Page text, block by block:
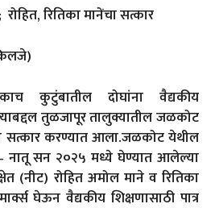
रोहित, रितिका मानेंचा सत्कार
कुटुंबातील दोघांना वैद्यकीय
तुळजापूर तालुक्यातील जळकोट
सत्कार करण्यात आला.जळकोट येथील
नातू सन २०२५ मध्ये घेण्यात आलेल्या
(नीट) रोहित अमोल माने व रितिका
घेऊन वैद्यकीय शिक्षणासाठी पात्र